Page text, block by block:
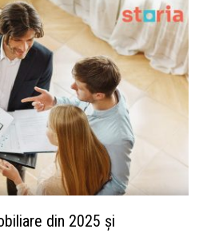
din 2025 și